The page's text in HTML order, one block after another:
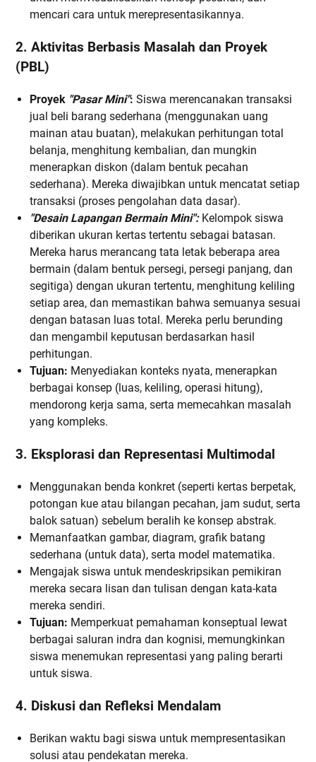
mencari cara untuk merepresentasikannya.
2. Aktivitas Berbasis Masalah dan Proyek
(PBL)
Proyek "Pasar Mini": Siswa merencanakan transaksi
jual beli barang sederhana (menggunakan uang
mainan atau buatan), melakukan perhitungan total
belanja, menghitung kembalian, dan mungkin
menerapkan diskon (dalam bentuk pecahan
sederhana). Mereka diwajibkan untuk mencatat setiap
transaksi (proses pengolahan data dasar).
"Desain Lapangan Bermain Mini":Kelompok siswa
diberikan ukuran kertas tertentu sebagai batasan.
Mereka harus merancang tata letak beberapa area
bermain (dalam bentuk persegi, persegi panjang, dan
segitiga) dengan ukuran tertentu, menghitung keliling
setiap area, dan memastikan bahwa semuanya sesuai
dengan batasan luas total. Mereka perlu berunding
dan mengambil keputusan berdasarkan hasil
perhitungan.
Tujuan: Menyediakan konteks nyata, menerapkan
berbagai konsep (luas, keliling, operasi hitung),
mendorong kerja sama, serta memecahkan masalah
yang kompleks.
3. Eksplorasi dan Representasi Multimodal
Menggunakan benda konkret (seperti kertas berpetak,
potongan kue atau bilangan pecahan, jam sudut, serta
balok satuan) sebelum beralih ke konsep abstrak.
Memanfaatkan gambar, diagram, grafik batang
sederhana (untuk data), serta model matematika.
Mengajak siswa untuk mendeskripsikan pemikiran
mereka secara lisan dan tulisan dengan kata-kata
mereka sendiri.
Tujuan: Memperkuat pemahaman konseptual lewat
berbagai saluran indra dan kognisi, memungkinkan
siswa menemukan representasi yang paling berarti
untuk siswa.
4. Diskusi dan Refleksi Mendalam
Berikan waktu bagi siswa untuk mempresentasikan
solusi atau pendekatan mereka.